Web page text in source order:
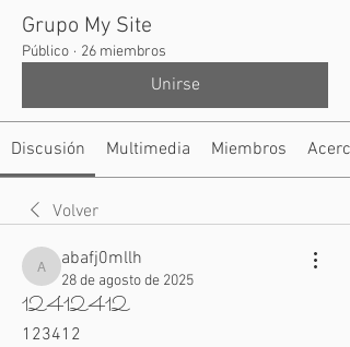
Grupo My Site
Público · 26 miembros
Unirse
Discusión Multimedia Miembros
Volver
abafj0mllh
abafj0mllh
28 de agosto de 2025
12412412
123412